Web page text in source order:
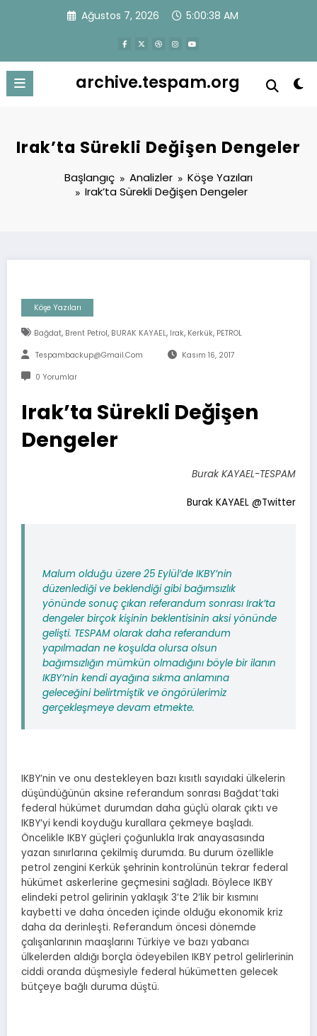
Ağustos 7, 2026 5:00:38 AM
archive.tespam.org
Irak’ta Sürekli Değişen Dengeler
Başlangıç Analizler
Köşe Yazıları
Irak’ta Sürekli Değişen Dengeler
Köşe Yazıları
Bağdat, Brent Petrol, BURAK KAYAEL, Irak, Kerkük, PETROL
Tespambackup@gmail.com Kasım 16, 2017
0 Yorumlar
Irak’ta Sürekli Değişen
Dengeler
Burak KAYAEL-TESPAM
Burak KAYAEL @Twitter
Malum olduğu üzere 25 Eylül’de IKBY’nin
düzenlediği ve beklendiği gibi bağımsızlık
yönünde sonuç çıkan referandum sonrası Irak’ta
dengeler birçok kişinin beklentisinin aksi yönünde
gelişti. TESPAM olarak daha referandum
yapılmadan ne koşulda olursa olsun
bağımsızlığın mümkün olmadığını böyle bir ilanın
IKBY’nin kendi ayağına sıkma anlamına
geleceğini belirtmiştik ve öngörülerimiz
gerçekleşmeye devam etmekte.
IKBY’nin ve onu destekleyen bazı kısıtlı sayıdaki ülkelerin
düşündüğünün aksine referandum sonrası Bağdat’taki
federal hükümet durumdan daha güçlü olarak çıktı ve
IKBY’yi kendi koyduğu kurallara çekmeye başladı.
Öncelikle IKBY güçleri çoğunlukla Irak anayasasında
yazan sınırlarına çekilmiş durumda. Bu durum özellikle
petrol zengini Kerkük şehrinin kontrolünün tekrar federal
hükümet askerlerine geçmesini sağladı. Böylece IKBY
elindeki petrol gelirinin yaklaşık 3’te 2’lik bir kısmını
kaybetti ve daha önceden içinde olduğu ekonomik kriz
daha da derinleşti. Referandum öncesi dönemde
çalışanlarının maaşlarını Türkiye ve bazı yabancı
ülkelerden aldığı borçla ödeyebilen IKBY petrol gelirlerinin
ciddi oranda düşmesiyle federal hükümetten gelecek
bütçeye bağlı duruma düştü.